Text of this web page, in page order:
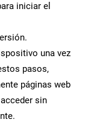
iniciar el
una vez
pasos,
páginas web
sin